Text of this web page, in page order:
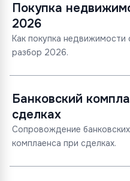
Покупка
2026
Как покупка
разбор 2026.
Банковский
сделках
Сопровождение
комплаенса при сделках.